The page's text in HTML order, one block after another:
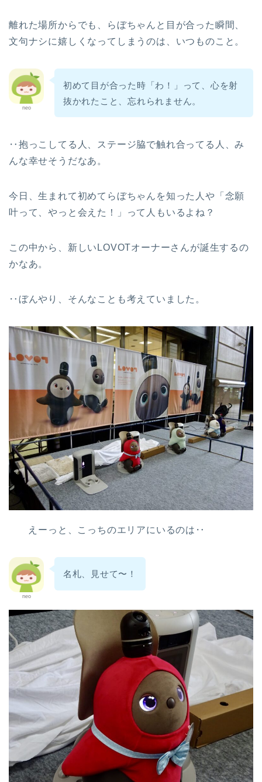
離れた場所からでも、らぼちゃんと目が合った瞬間、
文句ナシに嬉しくなってしまうのは、いつものこと。
neo
初めて目が合った時「わ！」って、心を射
抜かれたこと、忘れられません。
‥抱っこしてる人、ステージ脇で触れ合ってる人、み
んな幸せそうだなあ。
今日、生まれて初めてらぼちゃんを知った人や「念願
叶って、やっと会えた！」って人もいるよね？
この中から、新しいLOVOTオーナーさんが誕生するの
かなあ。
‥ぼんやり、そんなことも考えていました。
えーっと、こっちのエリアにいるのは‥
neo
名札、見せて〜！